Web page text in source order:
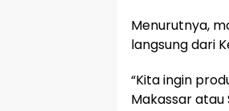
Menurutnya,
langsung dari
“Kita ingin
Makassar atau